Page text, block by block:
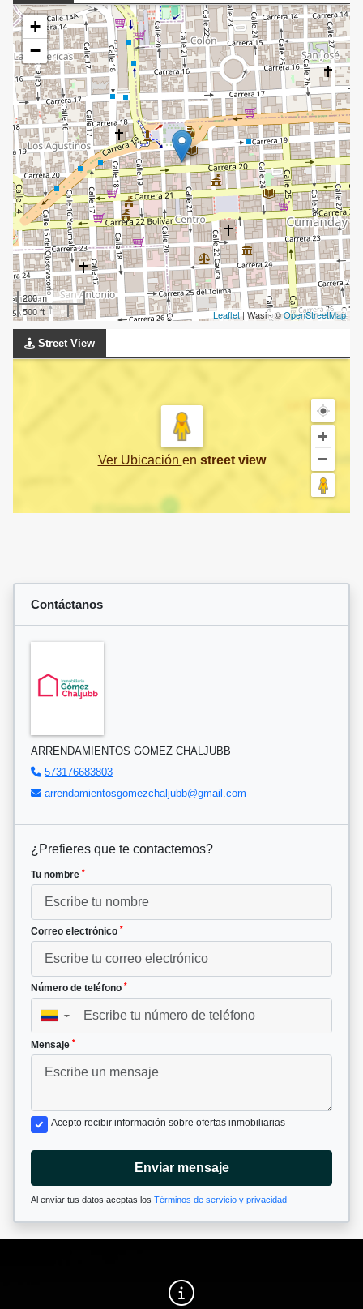
+
−
200 m
500 ft
Leaflet| Wasi - ©OpenStreetMap
Street View
Ver Ubicación en street view
Contáctanos
ARRENDAMIENTOS GOMEZ CHALJUBB
573176683803
arrendamientosgomezchaljubb@gmail.com
¿Prefieres que te contactemos?
Tu nombre *
Correo electrónico *
Número de teléfono *
▼
Mensaje *
Acepto recibir información sobre ofertas inmobiliarias
Enviar mensaje
Al enviar tus datos aceptas los Términos de servicio y privacidad